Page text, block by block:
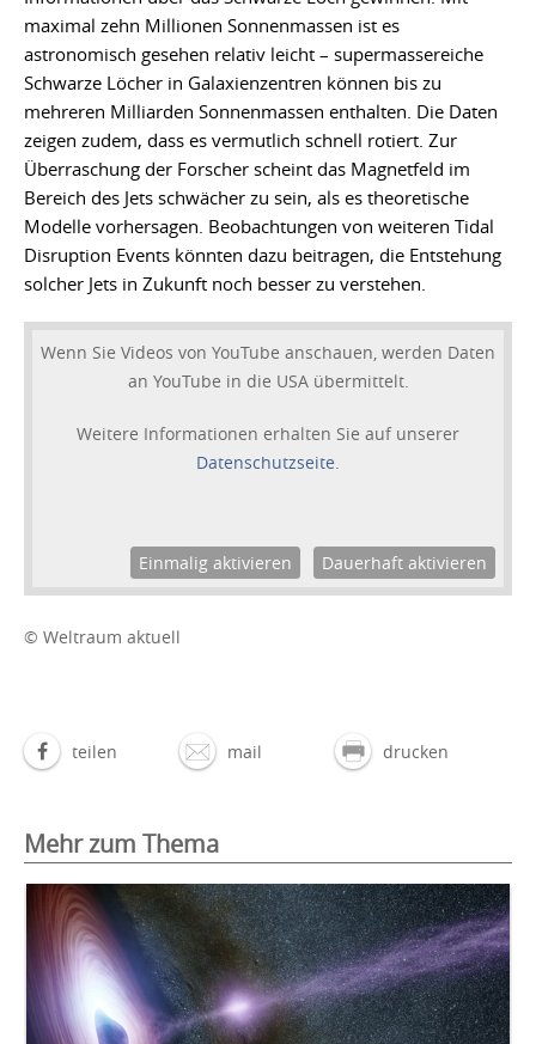
maximal zehn Millionen Sonnenmassen ist es
astronomisch gesehen relativ leicht – supermassereiche
Schwarze Löcher in Galaxienzentren können bis zu
mehreren Milliarden Sonnenmassen enthalten. Die Daten
zeigen zudem, dass es vermutlich schnell rotiert. Zur
Überraschung der Forscher scheint das Magnetfeld im
Bereich des Jets schwächer zu sein, als es theoretische
Modelle vorhersagen. Beobachtungen von weiteren Tidal
Disruption Events könnten dazu beitragen, die Entstehung
solcher Jets in Zukunft noch besser zu verstehen.
Wenn Sie Videos von YouTube anschauen, werden Daten
an YouTube in die USA übermittelt.
Weitere Informationen erhalten Sie auf unserer
Datenschutzseite.
Einmalig aktivieren Dauerhaft aktivieren
© Weltraum aktuell
teilen mail drucken
Mehr zum Thema